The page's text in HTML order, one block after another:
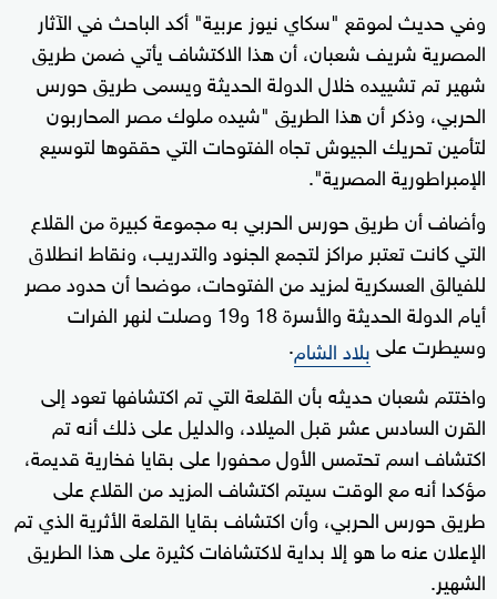
وفي حديث لموقع "سكاي نيوز عربية" أكد الباحث في الآثار
المصرية شريف شعبان، أن هذا الاكتشاف يأتي ضمن طريق
شهير تم تشييده خلال الدولة الحديثة ويسمى طريق حورس
الحربي، وذكر أن هذا الطريق "شيده ملوك مصر المحاربون
لتأمين تحريك الجيوش تجاه الفتوحات التي حققوها لتوسيع
الإمبراطورية المصرية".
وأضاف أن طريق حورس الحربي به مجموعة كبيرة من القلاع
التي كانت تعتبر مراكز لتجمع الجنود والتدريب، ونقاط انطلاق
للفيالق العسكرية لمزيد من الفتوحات، موضحا أن حدود مصر
أيام الدولة الحديثة والأسرة 18 و19 وصلت لنهر الفرات
وسيطرت علىبلاد الشام.
واختتم شعبان حديثه بأن القلعة التي تم اكتشافها تعود إلى
القرن السادس عشر قبل الميلاد، والدليل على ذلك أنه تم
اكتشاف اسم تحتمس الأول محفورا على بقايا فخارية قديمة،
مؤكدا أنه مع الوقت سيتم اكتشاف المزيد من القلاع على
طريق حورس الحربي، وأن اكتشاف بقايا القلعة الأثرية الذي تم
الإعلان عنه ما هو إلا بداية لاكتشافات كثيرة على هذا الطريق
الشهير.